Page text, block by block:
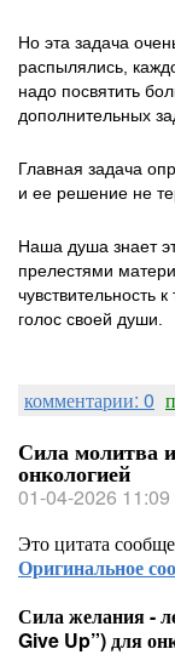
Но эта задача
распылялись,
надо посвятить
дополнительных
Главная задача
и ее решение не
Наша душа знает
прелестями
чувствительность
голос своей души.
комментарии: 0
Сила молитва
онкологией
01-04-2026 11:09
Это цитата
Оригинальное
Сила желания -
Give Up”) для